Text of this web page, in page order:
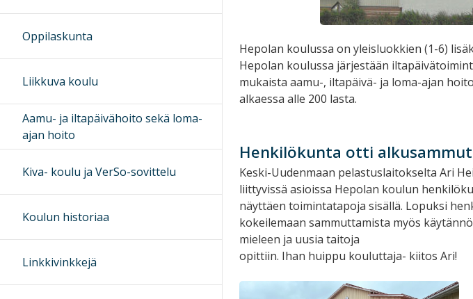
Hepolan koulussa on yleisluokkien (1-6)
Hepolan koulussa järjestään
mukaista aamu-, iltapäivä- ja loma-ajan
alkaessa alle 200 lasta.
Henkilökunta otti
Keski-Uudenmaan pelastuslaitokselta Ari
liittyvissä asioissa Hepolan koulun
näyttäen toimintatapoja sisällä. Lopuksi
kokeilemaan sammuttamista myös
mieleen ja uusia taitoja
opittiin. Ihan huippu kouluttaja- kiitos Ari!
Oppilaskunta
Liikkuva koulu
Aamu- ja iltapäivähoito sekä loma-
ajan hoito
Kiva- koulu ja VerSo-sovittelu
Koulun historiaa
Linkkivinkkejä